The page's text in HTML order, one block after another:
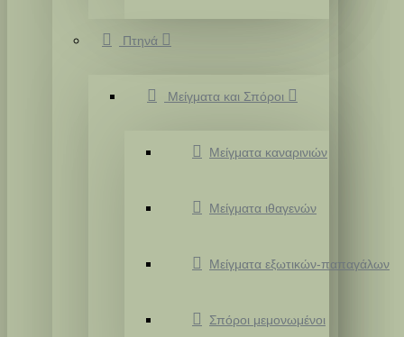
Πτηνά
Μείγματα και Σπόροι
Μείγματα καναρινιών
Μείγματα ιθαγενών
Μείγματα εξωτικών-παπαγάλων
Σπόροι μεμονωμένοι